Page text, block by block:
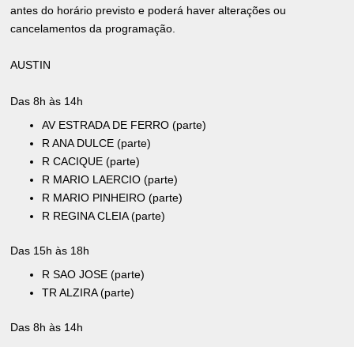
antes do horário previsto e poderá haver alterações ou
cancelamentos da programação.
AUSTIN
Das 8h às 14h
AV ESTRADA DE FERRO (parte)
R ANA DULCE (parte)
R CACIQUE (parte)
R MARIO LAERCIO (parte)
R MARIO PINHEIRO (parte)
R REGINA CLEIA (parte)
Das 15h às 18h
R SAO JOSE (parte)
TR ALZIRA (parte)
Das 8h às 14h